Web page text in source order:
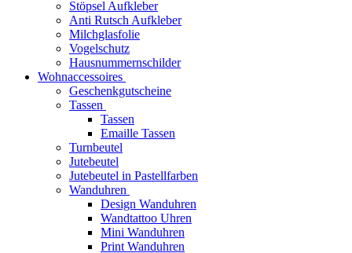
Stöpsel Aufkleber
Anti Rutsch Aufkleber
Milchglasfolie
Vogelschutz
Hausnummernschilder
Wohnaccessoires
Geschenkgutscheine
Tassen
Tassen
Emaille Tassen
Turnbeutel
Jutebeutel
Jutebeutel in Pastellfarben
Wanduhren
Design Wanduhren
Wandtattoo Uhren
Mini Wanduhren
Print Wanduhren